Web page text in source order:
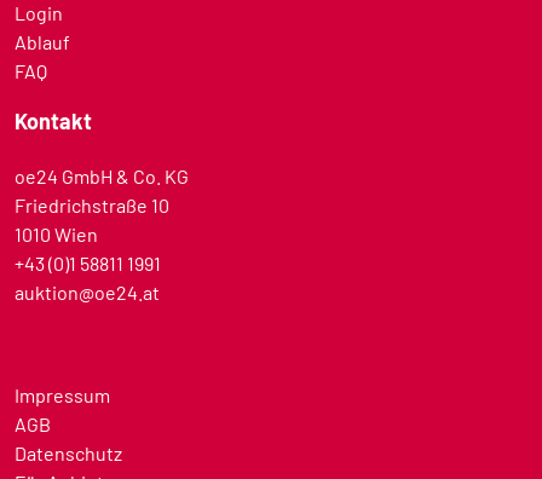
Login
Ablauf
FAQ
Kontakt
oe24 GmbH & Co. KG
Friedrichstraße 10
1010 Wien
+43 (0)1 58811 1991
auktion@oe24.at
Impressum
AGB
Datenschutz